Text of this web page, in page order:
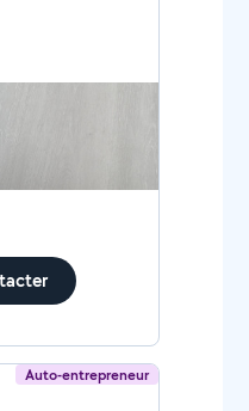
Auto-entrepreneur